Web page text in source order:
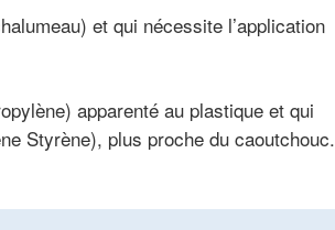
et qui nécessite l’application
apparenté au plastique et qui
Styrène), plus proche du caoutchouc.